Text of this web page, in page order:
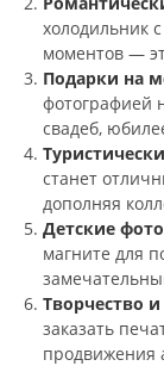
холодильник
моментов —
Подарки на
фотографией
свадеб,
станет
дополняя
Детские
магните для
Творчество и
заказать
продвижения